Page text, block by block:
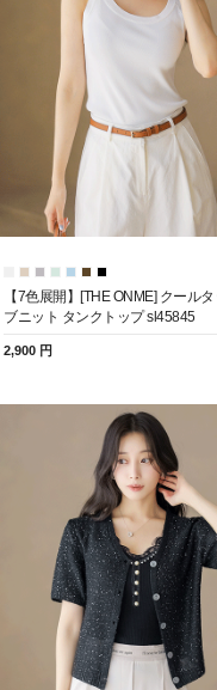
【7色展開】[THE ONME] クールタ
ブニット タンクトップ sl45845
2,900 円